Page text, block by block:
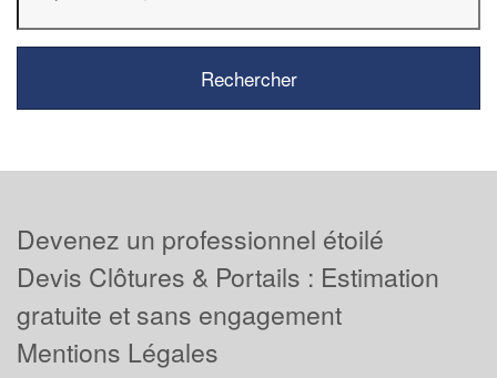
Devenez un professionnel étoilé
Devis Clôtures & Portails : Estimation
gratuite et sans engagement
Mentions Légales